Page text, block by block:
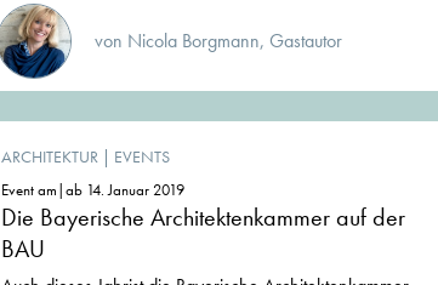
von Nicola Borgmann, Gastautor
ARCHITEKTUR | EVENTS
Event am|ab 14. Januar 2019
Die Bayerische Architektenkammer auf der
BAU